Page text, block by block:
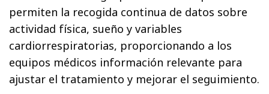
permiten la recogida continua de datos sobre
actividad física, sueño y variables
cardiorrespiratorias, proporcionando a los
equipos médicos información relevante para
ajustar el tratamiento y mejorar el seguimiento.